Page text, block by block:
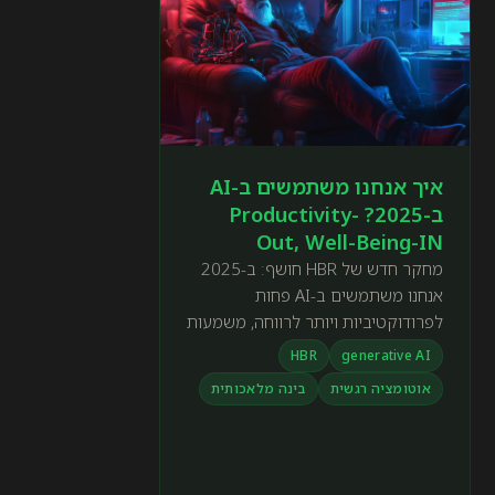
איך אנחנו משתמשים ב-AI
ב-2025? Productivity-
Out, Well-Being-IN
מחקר חדש של HBR חושף: ב-2025
אנחנו משתמשים ב-AI פחות
לפרודוקטיביות ויותר לרווחה, משמעות
ולמידה אישית. מגמות מפתיעות
ושימושים מעוררי השראה בפוסט
המלא.
generative AI
HBR
אוטומציה רגשית
בינה מלאכותית